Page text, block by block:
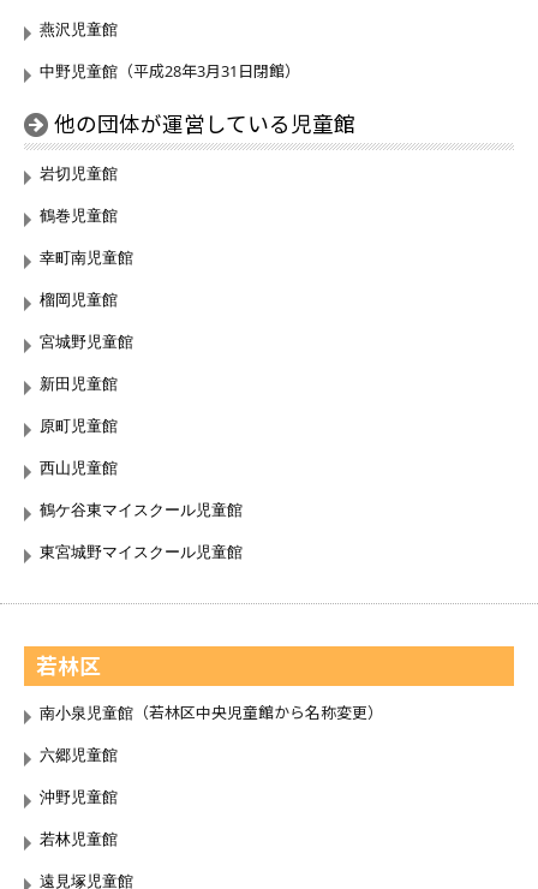
燕沢児童館
中野児童館 （平成28年3月31日閉館）
他の団体が運営している児童館
岩切児童館
鶴巻児童館
幸町南児童館
榴岡児童館
宮城野児童館
新田児童館
原町児童館
西山児童館
鶴ケ谷東マイスクール児童館
東宮城野マイスクール児童館
若林区
南小泉児童館 （若林区中央児童館から名称変更）
六郷児童館
沖野児童館
若林児童館
遠見塚児童館